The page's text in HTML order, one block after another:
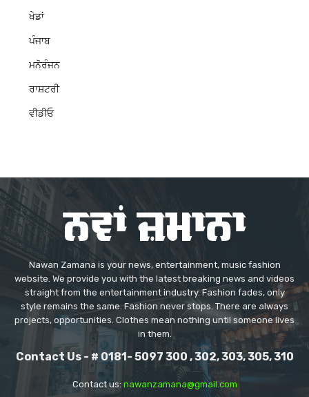
ਖੇਡਾਂ
ਪੰਜਾਬ
ਮਨੋਰੰਜਨ
ਰਾਸ਼ਟਰੀ
ਵੀਡੀਓ
Nawan Zamana is your news, entertainment, music fashion
website. We provide you with the latest breaking news and videos
straight from the entertainment industry. Fashion fades, only
style remains the same. Fashion never stops. There are always
projects, opportunities. Clothes mean nothing until someone lives
in them.
Contact Us - # 0181- 5097 300 , 302, 303, 305, 310
Contact us: nawanzamana@gmail.com